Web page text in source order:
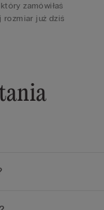
zamówiłaś
rozmiar już dziś